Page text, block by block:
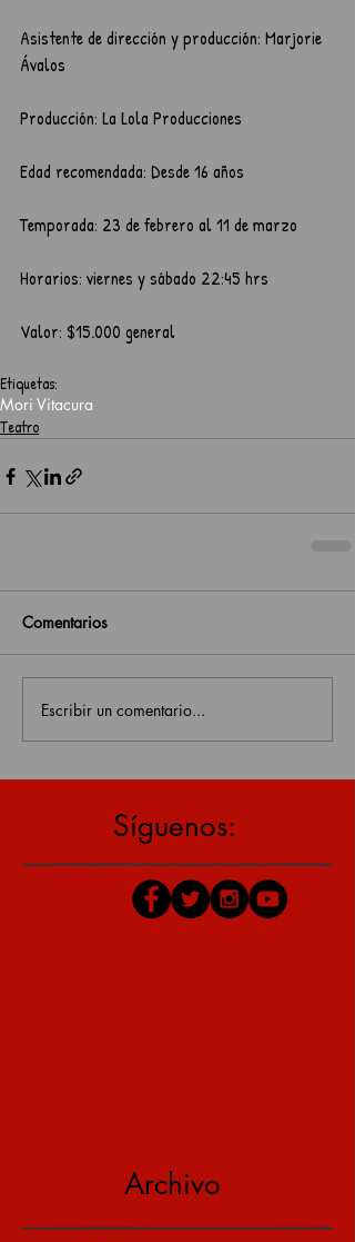
Asistente de dirección y producción: Marjorie
Ávalos
Producción: La Lola Producciones
Edad recomendada: Desde 16 años
Temporada: 23 de febrero al 11 de marzo
Horarios: viernes y sábado 22:45 hrs
Valor: $15.000 general
Etiquetas:
Mori Vitacura
Teatro
Comentarios
Escribir un comentario...
Síguenos:
Archivo